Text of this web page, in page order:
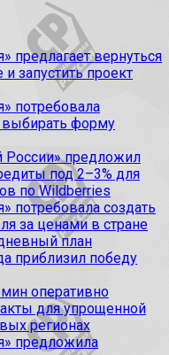
предлагает вернуться
запустить проект
потребовала
выбирать форму
предложил
под 2–3% для
по Wildberries
потребовала создать
за ценами в стране
план
приблизил победу
оперативно
для упрощенной
регионах
предложила